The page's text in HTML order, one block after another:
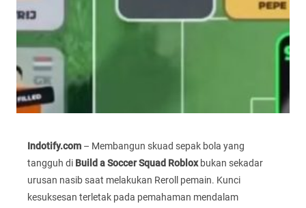
Indotify.com – Membangun skuad sepak bola yang
tangguh di Build a Soccer Squad Robloxbukan sekadar
urusan nasib saat melakukan Reroll pemain. Kunci
kesuksesan terletak pada pemahaman mendalam